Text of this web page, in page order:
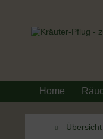
Home
Übersicht